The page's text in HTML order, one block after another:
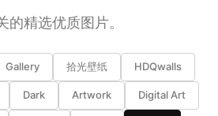
的精选优质图片。
Gallery 拾光壁纸 HDQwalls
Dark Artwork Digital Art